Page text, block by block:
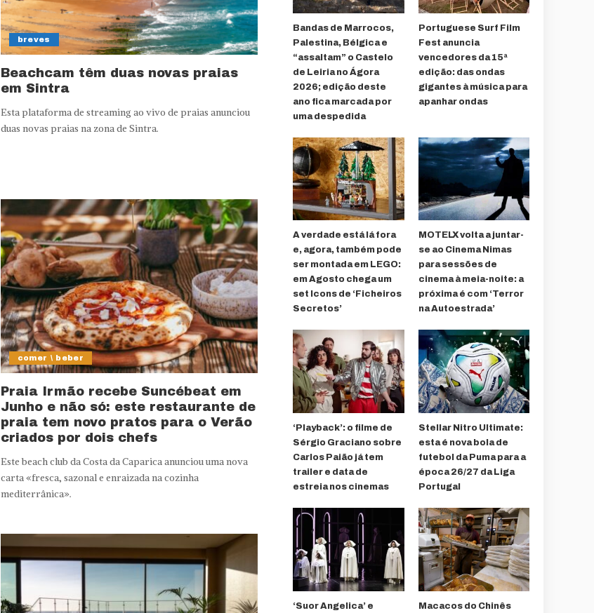
breves
Beachcam têm duas novas praias
em Sintra
Esta plataforma de streaming ao vivo de praias anunciou
duas novas praias na zona de Sintra.
comer \ beber
Praia Irmão recebe Suncébeat em
Junho e não só: este restaurante de
praia tem novo pratos para o Verão
criados por dois chefs
Este beach club da Costa da Caparica anunciou uma nova
carta «fresca, sazonal e enraizada na cozinha
mediterrânica».
Bandas de Marrocos,
Palestina, Bélgica e
“assaltam” o Castelo
de Leiria no Ágora
2026; edição deste
ano fica marcada por
uma despedida
Portuguese Surf Film
Fest anuncia
vencedores da 15ª
edição: das ondas
gigantes à música para
apanhar ondas
A verdade está lá fora
e, agora, também pode
ser montada em LEGO:
em Agosto chega um
set Icons de ‘Ficheiros
Secretos’
MOTELX volta a juntar-
se ao Cinema Nimas
para sessões de
cinema à meia-noite: a
próxima é com ‘Terror
na Autoestrada’
‘Playback’: o filme de
Sérgio Graciano sobre
Carlos Paião já tem
trailer e data de
estreia nos cinemas
Stellar Nitro Ultimate:
esta é nova bola de
futebol da Puma para a
época 26/27 da Liga
Portugal
‘Suor Angelica’ e
Macacos do Chinês